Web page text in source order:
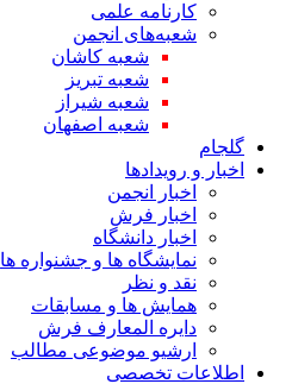
کارنامه علمی
شعبه‌های انجمن
شعبه کاشان
شعبه تبریز
شعبه شیراز
شعبه اصفهان
گلجام
اخبار و رویدادها
اخبار انجمن
اخبار فرش
اخبار دانشگاه
نمایشگاه ها و جشنواره ها
نقد و نظر
همایش ها و مسابقات
دایره المعارف فرش
ارشیو موضوعی مطالب
اطلاعات تخصصی